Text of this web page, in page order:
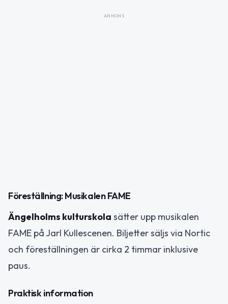
ANNONS
Föreställning: Musikalen FAME
Ängelholms kulturskola sätter upp musikalen
FAME på Jarl Kullescenen. Biljetter säljs via Nortic
och föreställningen är cirka 2 timmar inklusive
paus.
Praktisk information